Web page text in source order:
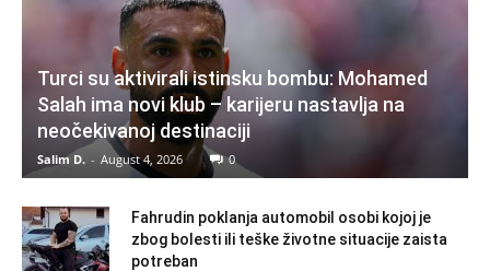
Turci su aktivirali istinsku bombu: Mohamed
Salah ima novi klub – karijeru nastavlja na
neočekivanoj destinaciji
Salim D. - August 4, 2026 0
Fahrudin poklanja automobil osobi kojoj je
zbog bolesti ili teške životne situacije zaista
potreban